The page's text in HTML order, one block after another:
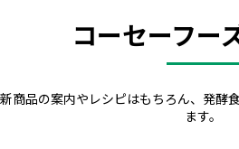
コーセーフー
新商品の案内やレシピはもちろん、発酵
ます。